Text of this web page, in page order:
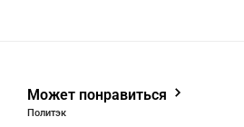
Может понравиться
Политэк